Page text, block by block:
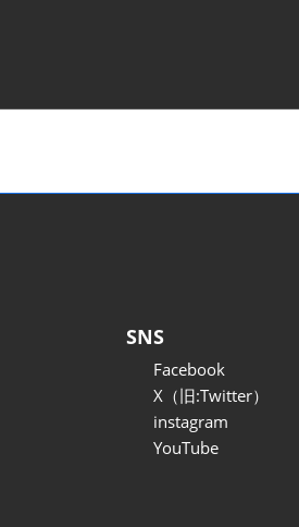
SNS
Facebook
X（旧:Twitter）
instagram
YouTube